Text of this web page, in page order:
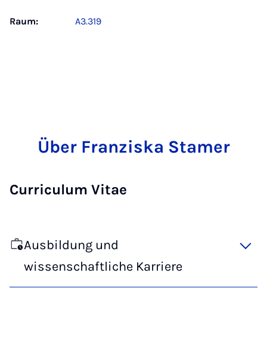
Raum: A3.319
Über Franziska Stamer
Curriculum Vitae
Ausbildung und
wissenschaftliche Karriere